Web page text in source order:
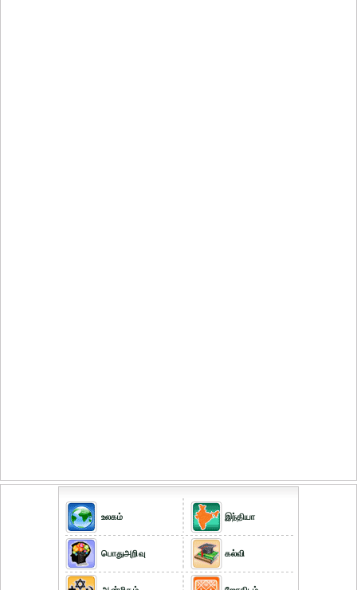
உலகம்
பொதுஅறிவு
இந்தியா
கல்வி